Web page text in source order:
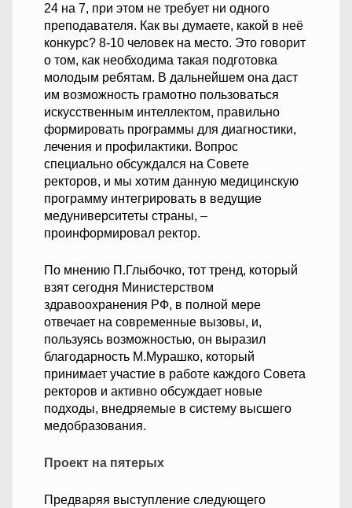
24 на 7, при этом не требует ни одного
преподавателя. Как вы думаете, какой в неё
конкурс? 8-10 человек на место. Это говорит
о том, как необходима такая подготовка
молодым ребятам. В дальнейшем она даст
им возможность грамотно пользоваться
искусственным интеллектом, правильно
формировать программы для диагностики,
лечения и профилактики. Вопрос
специально обсуждался на Совете
ректоров, и мы хотим данную медицинскую
программу интегрировать в ведущие
медуниверситеты страны, –
проинформировал ректор.
По мнению П.Глыбочко, тот тренд, который
взят сегодня Министерством
здравоохранения РФ, в полной мере
отвечает на современные вызовы, и,
пользуясь возможностью, он выразил
благодарность М.Мурашко, который
принимает участие в работе каждого Совета
ректоров и активно обсуждает новые
подходы, внедряемые в систему высшего
медобразования.
Проект на пятерых
Предваряя выступление следующего